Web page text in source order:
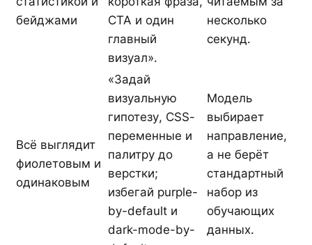
бейджами
CTA и один
главный
визуал».
несколько
секунд.
Всё выглядит
фиолетовым и
одинаковым
«Задай
визуальную
гипотезу, CSS-
переменные и
палитру до
верстки;
избегай purple-
by-default и
dark-mode-by-
Модель
выбирает
направление,
а не берёт
стандартный
набор из
обучающих
данных.